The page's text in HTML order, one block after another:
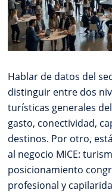
Hablar de datos del
distinguir entre dos
turísticas generales
gasto, conectividad,
destinos. Por otro,
al negocio MICE:
posicionamiento
profesional y